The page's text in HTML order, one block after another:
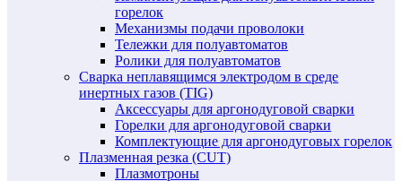
горелок
Механизмы подачи проволоки
Тележки для полуавтоматов
Ролики для полуавтоматов
Сварка неплавящимся электродом в среде
инертных газов (TIG)
Аксессуары для аргонодуговой сварки
Горелки для аргонодуговой сварки
Комплектующие для аргонодуговых горелок
Плазменная резка (CUT)
Плазмотроны